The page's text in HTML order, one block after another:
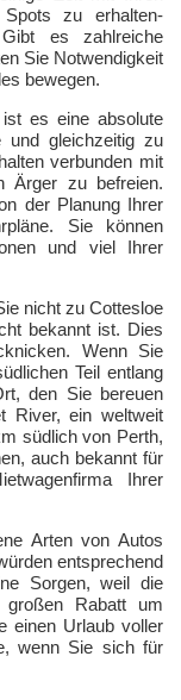
zu erhalten-
es zahlreiche
Sie Notwendigkeit
bewegen.
es eine absolute
und gleichzeitig zu
verbunden mit
Ärger zu befreien.
der Planung Ihrer
Sie können
und viel Ihrer
nicht zu Cottesloe
bekannt ist. Dies
Wenn Sie
Teil entlang
den Sie bereuen
River, ein weltweit
südlich von Perth,
auch bekannt für
Ihrer
Arten von Autos
entsprechend
Sorgen, weil die
großen Rabatt um
einen Urlaub voller
wenn Sie sich für